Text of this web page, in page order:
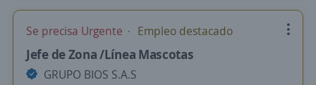
Se precisa Urgente Empleo destacado
Jefe de Zona /Línea Mascotas
GRUPO BIOS S.A.S